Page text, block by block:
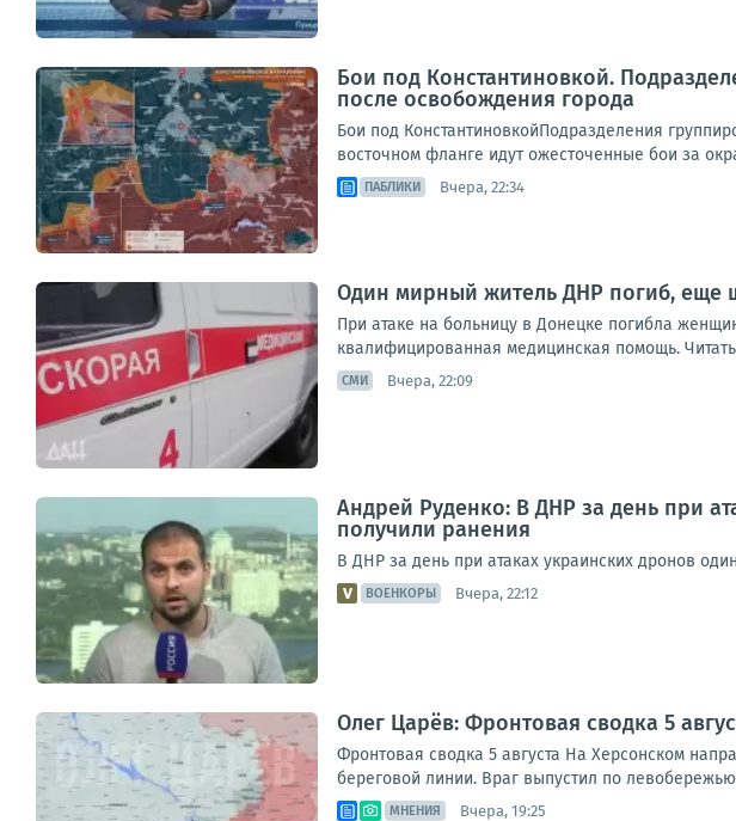
Бои под Константиновкой.
после освобождения города
Бои под КонстантиновкойПодразделения
восточном фланге идут ожесточенные бои за
ПАБЛИКИ Вчера, 22:34
Один мирный житель ДНР погиб, еще
При атаке на больницу в Донецке погибла
квалифицированная медицинская помощь.
СМИ Вчера, 22:09
Андрей Руденко: В ДНР за день при
получили ранения
В ДНР за день при атаках украинских дронов
ВОЕНКОРЫ Вчера, 22:12
Олег Царёв: Фронтовая сводка 5
Фронтовая сводка 5 августа На Херсонском
береговой линии. Враг выпустил по
МНЕНИЯ Вчера, 19:25